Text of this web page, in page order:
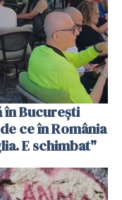
în București
ce în România
E schimbat"